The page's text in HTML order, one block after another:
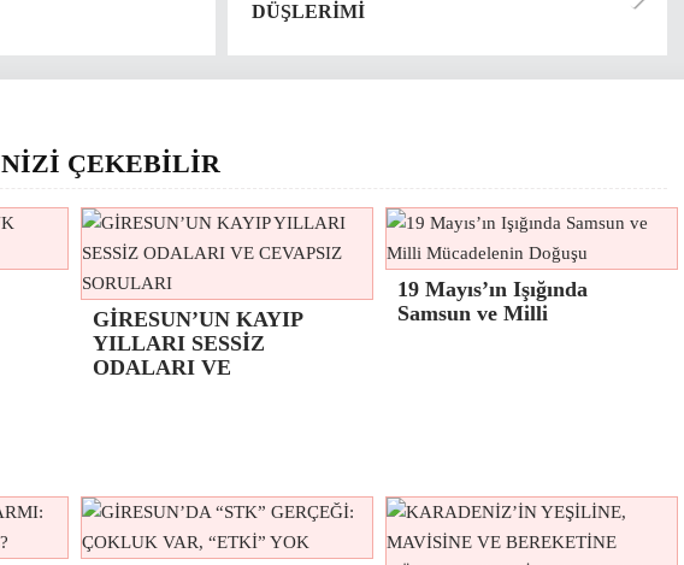
DÜŞLERİMİ
ÇEKEBİLİR
GİRESUN’UN KAYIP
YILLARI SESSİZ
ODALARI VE
19 Mayıs’ın Işığında
Samsun ve Milli